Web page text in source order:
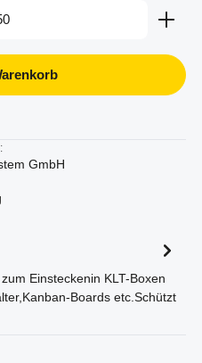
Wert ein
GmbH
Einsteckenin KLT-Boxen
Boards etc.Schützt